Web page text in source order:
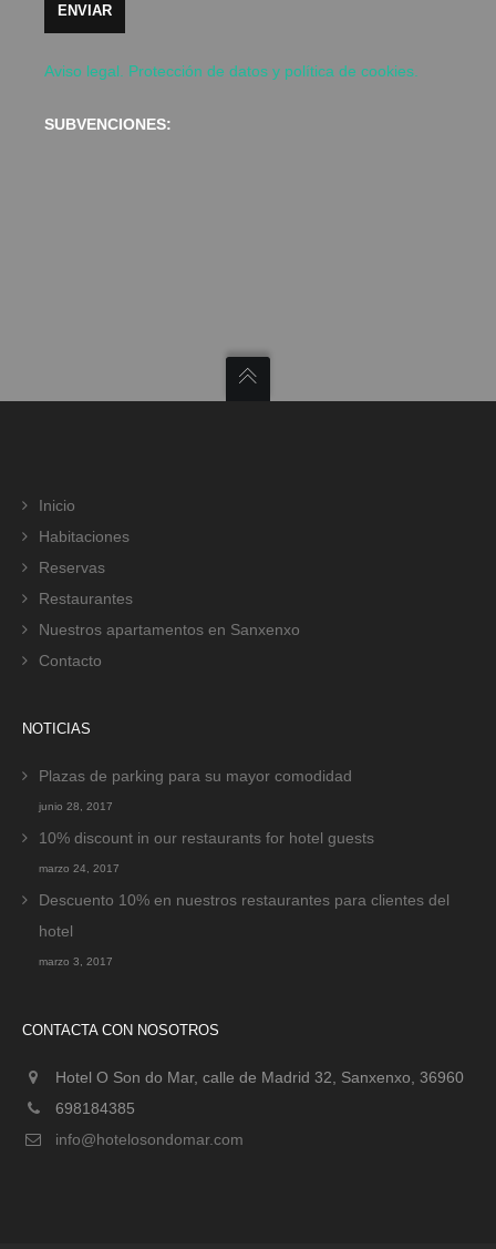
Aviso legal. Protección de datos y política de cookies.
SUBVENCIONES:
Inicio
Habitaciones
Reservas
Restaurantes
Nuestros apartamentos en Sanxenxo
Contacto
NOTICIAS
Plazas de parking para su mayor comodidad
junio 28, 2017
10% discount in our restaurants for hotel guests
marzo 24, 2017
Descuento 10% en nuestros restaurantes para clientes del
hotel
marzo 3, 2017
CONTACTA CON NOSOTROS
Hotel O Son do Mar, calle de Madrid 32, Sanxenxo, 36960
698184385
info@hotelosondomar.com